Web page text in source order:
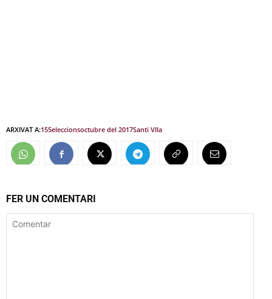
ARXIVAT A:155eleccionsoctubre del 2017Santi VIla
FER UN COMENTARI